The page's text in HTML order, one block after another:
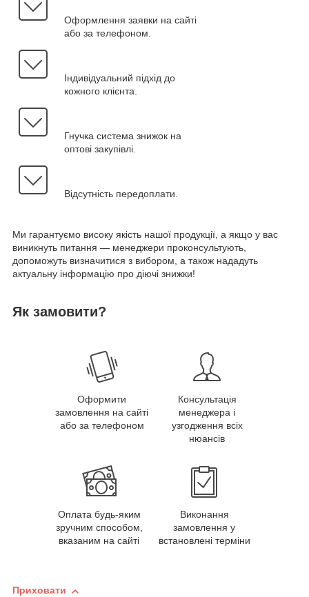
Оформлення заявки на сайті
або за телефоном.
Індивідуальний підхід до
кожного клієнта.
Гнучка система знижок на
оптові закупівлі.
Відсутність передоплати.
Ми гарантуємо високу якість нашої продукції, а якщо у вас
виникнуть питання — менеджери проконсультують,
допоможуть визначитися з вибором, а також нададуть
актуальну інформацію про діючі знижки!
Як замовити?
Оформити
замовлення на сайті
або за телефоном
Консультація
менеджера і
узгодження всіх
нюансів
Оплата будь-яким
зручним способом,
вказаним на сайті
Виконання
замовлення у
встановлені терміни
Приховати